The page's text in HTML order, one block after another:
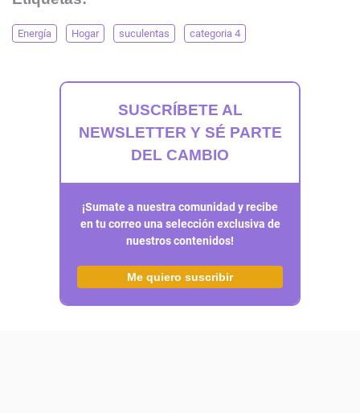
Energía Hogar suculentas categoria 4
SUSCRÍBETE AL
NEWSLETTER Y SÉ PARTE
DEL CAMBIO
¡Sumate a nuestra comunidad y recibe
en tu correo una selección exclusiva de
nuestros contenidos!
Me quiero suscribir